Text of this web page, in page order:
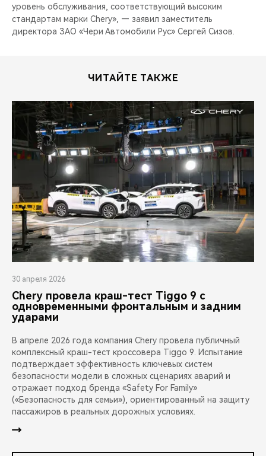
уровень обслуживания, соответствующий высоким
стандартам марки Chery», — заявил заместитель
директора ЗАО «Чери Автомобили Рус» Сергей Сизов.
ЧИТАЙТЕ ТАКЖЕ
30 апреля 2026
Chery провела краш-тест Tiggo 9 с
одновременными фронтальным и задним
ударами
В апреле 2026 года компания Chery провела публичный
комплексный краш-тест кроссовера Tiggo 9. Испытание
подтверждает эффективность ключевых систем
безопасности модели в сложных сценариях аварий и
отражает подход бренда «Safety For Family»
(«Безопасность для семьи»), ориентированный на защиту
пассажиров в реальных дорожных условиях.